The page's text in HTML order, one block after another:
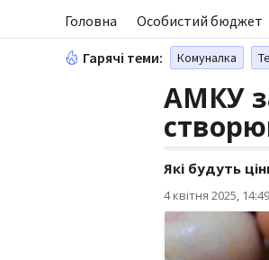
Головна Особистий бюджет
Гарячі теми: Комуналка
АМКУ
Які будуть
4 квітня 2025, 14:49